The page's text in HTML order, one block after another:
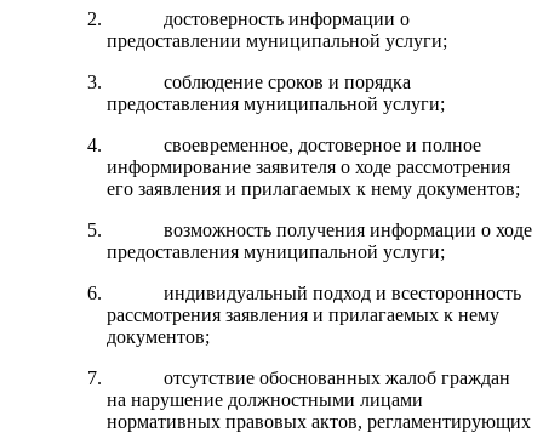
достоверность информации о
предоставлении муниципальной услуги;
соблюдение сроков и порядка
предоставления муниципальной услуги;
своевременное, достоверное и полное
информирование заявителя о ходе рассмотрения
его заявления и прилагаемых к нему документов;
возможность получения информации о ходе
предоставления муниципальной услуги;
индивидуальный подход и всесторонность
рассмотрения заявления и прилагаемых к нему
документов;
отсутствие обоснованных жалоб граждан
на нарушение должностными лицами
нормативных правовых актов, регламентирующих